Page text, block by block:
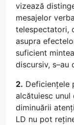
vizează
mesajelor
telespectatori,
asupra
suficient
discursiv, s–au
2. Deficiențele
alcătuiesc
diminuării
LD nu pot